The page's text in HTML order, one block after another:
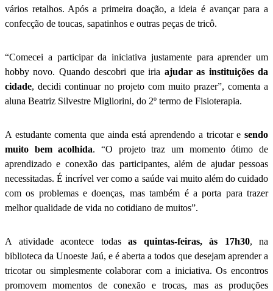
vários retalhos. Após a primeira doação, a ideia é avançar para a
confecção de toucas, sapatinhos e outras peças de tricô.
“Comecei a participar da iniciativa justamente para aprender um
hobby novo. Quando descobri que iria ajudar as instituições da
cidade, decidi continuar no projeto com muito prazer”, comenta a
aluna Beatriz Silvestre Migliorini, do 2º termo de Fisioterapia.
A estudante comenta que ainda está aprendendo a tricotar e sendo
muito bem acolhida. “O projeto traz um momento ótimo de
aprendizado e conexão das participantes, além de ajudar pessoas
necessitadas. É incrível ver como a saúde vai muito além do cuidado
com os problemas e doenças, mas também é a porta para trazer
melhor qualidade de vida no cotidiano de muitos”.
A atividade acontece todas as quintas-feiras, às 17h30, na
biblioteca da Unoeste Jaú, e é aberta a todos que desejam aprender a
tricotar ou simplesmente colaborar com a iniciativa. Os encontros
promovem momentos de conexão e trocas, mas as produções